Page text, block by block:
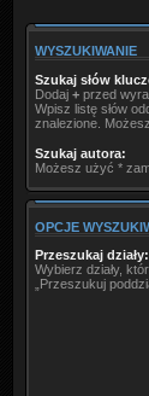
WYSZUKIWANIE
Szukaj słów
Dodaj + przed
Wpisz listę słów
znalezione.
Szukaj autora:
Możesz użyć *
OPCJE
Przeszukaj działy:
Wybierz działy,
„Przeszukuj